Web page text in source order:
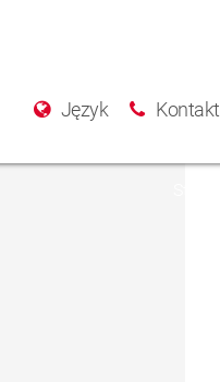
Język Kontakt